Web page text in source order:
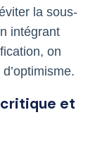
la sous-
intégrant
on
et